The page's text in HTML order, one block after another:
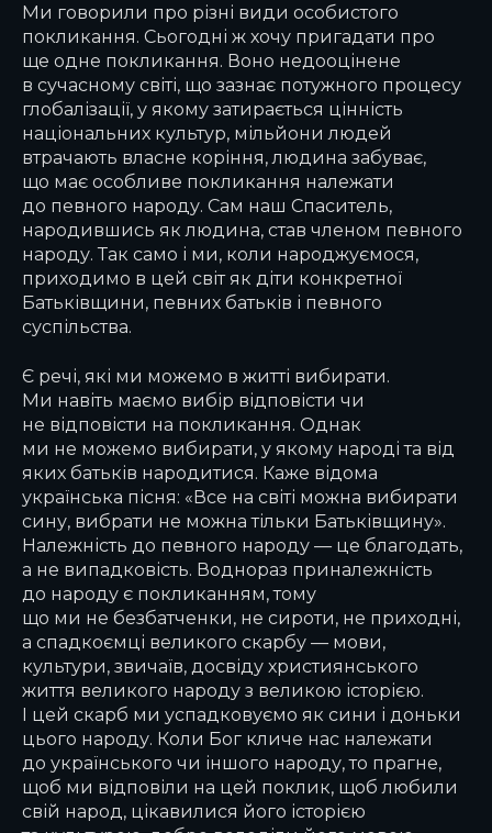
Ми говорили про різні види особистого
покликання. Сьогодні ж хочу пригадати про
ще одне покликання. Воно недооцінене
в сучасному світі, що зазнає потужного процесу
глобалізації, у якому затирається цінність
національних культур, мільйони людей
втрачають власне коріння, людина забуває,
що має особливе покликання належати
до певного народу. Сам наш Спаситель,
народившись як людина, став членом певного
народу. Так само і ми, коли народжуємося,
приходимо в цей світ як діти конкретної
Батьківщини, певних батьків і певного
суспільства.
Є речі, які ми можемо в житті вибирати.
Ми навіть маємо вибір відповісти чи
не відповісти на покликання. Однак
ми не можемо вибирати, у якому народі та від
яких батьків народитися. Каже відома
українська пісня: «Все на світі можна вибирати
сину, вибрати не можна тільки Батьківщину».
Належність до певного народу — це благодать,
а не випадковість. Воднораз приналежність
до народу є покликанням, тому
що ми не безбатченки, не сироти, не приходні,
а спадкоємці великого скарбу — мови,
культури, звичаїв, досвіду християнського
життя великого народу з великою історією.
І цей скарб ми успадковуємо як сини і доньки
цього народу. Коли Бог кличе нас належати
до українського чи іншого народу, то прагне,
щоб ми відповіли на цей поклик, щоб любили
свій народ, цікавилися його історією